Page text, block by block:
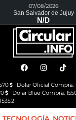
07/08/2026
San Salvador de Jujuy
N/D
Dolar Oficial Compra:
Dolar Blue Compra: